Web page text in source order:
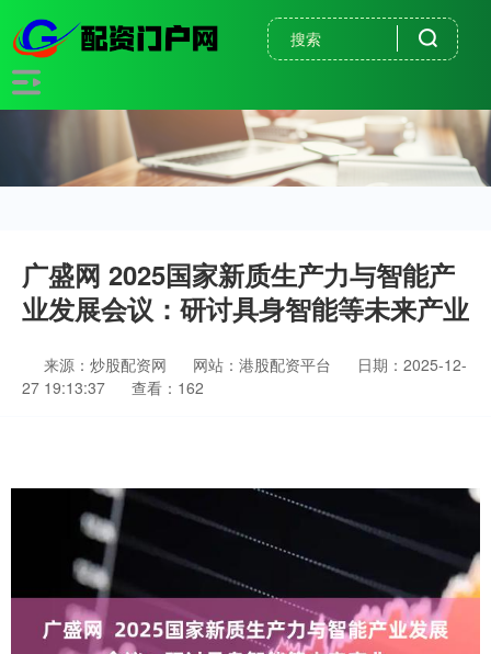
广盛网 2025国家新质生产力与智能产
业发展会议：研讨具身智能等未来产业
来源：炒股配资网 网站：港股配资平台
日期：2025-12-
27 19:13:37
查看：162